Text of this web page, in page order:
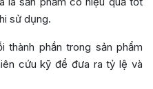
sử dụng.
phần trong sản phẩm
cứu kỹ để đưa ra tỷ lệ và